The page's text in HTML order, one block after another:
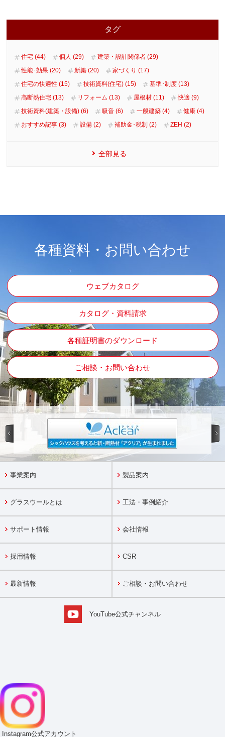
タグ
住宅 (44) 個人 (29)
建築・設計関係者 (29)
性能･効果 (20)
新築 (20)
家づくり (17)
住宅の快適性 (15)
技術資料(住宅) (15)
基準･制度 (13)
高断熱住宅 (13)
リフォーム (13) 屋根材 (11)
快適 (9)
技術資料(建築・設備) (6)
吸音 (6) 一般建築 (4)
健康 (4)
おすすめ記事 (3)
設備 (2) 補助金･税制 (2) ZEH (2)
全部見る
各種資料・お問い合わせ
ウェブカタログ
カタログ・資料請求
各種証明書のダウンロード
ご相談・お問い合わせ
事業案内 製品案内
グラスウールとは 工法・事例紹介
サポート情報 会社情報
採用情報 CSR
最新情報 ご相談・お問い合わせ
YouTube公式チャンネル
Instagram公式アカウント